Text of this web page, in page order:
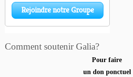
Comment soutenir Galia?
Pour faire
un don ponctuel